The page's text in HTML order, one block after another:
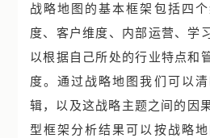
战略地图的基本框架包括四
度、客户维度、内部运营、学
以根据自己所处的行业特点和
度。通过战略地图我们可以
辑，以及这战略主题之间的因
型框架分析结果可以按战略